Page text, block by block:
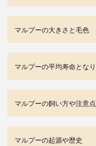
マルプーの大きさと毛色
マルプーの平均寿命とな
マルプーの飼い方や注意点
マルプーの起源や歴史